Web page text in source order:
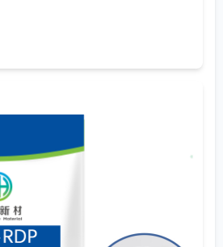
интегральных схем или
металлам-примесям.
простых полиолов, с
Помню историю, когда
контактов из-за
хлоридов. С тех пор
расширенный протокол